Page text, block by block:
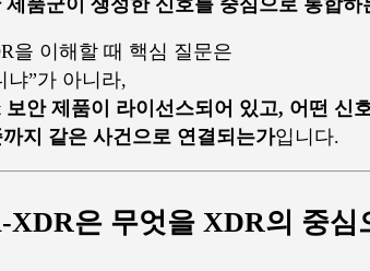
을 이해할 때 핵심 질문은
냐”가 아니라,
안 제품이 라이선스되어 있고, 어떤 신
지 같은 사건으로 연결되는가입니다.
XDR은 무엇을 XDR의 중심